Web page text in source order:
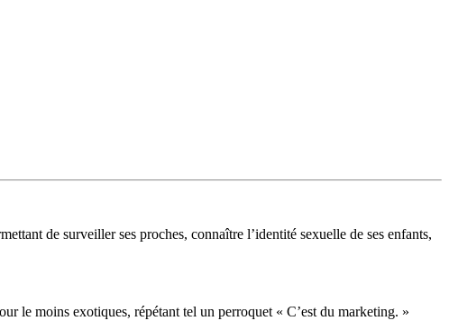
de surveiller ses proches, connaître l’identité sexuelle de ses enfants,
le moins exotiques, répétant tel un perroquet « C’est du marketing. »